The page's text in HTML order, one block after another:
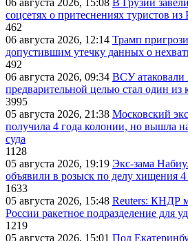
06 августа 2026, 15:08 В Грузии
соцсетях о притеснениях туристов
462
06 августа 2026, 12:14 Трамп
допустившим утечку данных о
492
06 августа 2026, 09:34 ВСУ атаковали
предварительной целью стал один
3995
05 августа 2026, 21:38 Московский
получила 4 года колонии, но вышла
суда
1128
05 августа 2026, 19:19 Экс-зама
объявили в розыск по делу хищения
1633
05 августа 2026, 15:48 Reuters: КНДР
России ракетное подразделение для
1219
05 августа 2026, 15:01 Под